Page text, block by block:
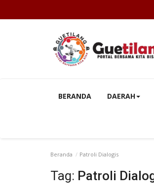
BERANDA DAERAH
Beranda Patroli Dialogis
Tag: Patroli